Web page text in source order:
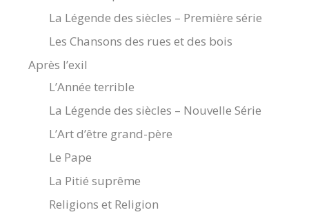
La Légende des siècles – Première série
Les Chansons des rues et des bois
Après l’exil
L’Année terrible
La Légende des siècles – Nouvelle Série
L’Art d’être grand-père
Le Pape
La Pitié suprême
Religions et Religion